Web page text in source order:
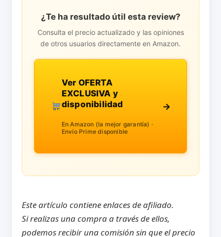
¿Te ha resultado útil esta review?
Consulta el precio actualizado y las opiniones
de otros usuarios directamente en Amazon.
Ver OFERTA
EXCLUSIVA y
disponibilidad
En Amazon (la mejor garantía) ·
Envío Prime disponible
→
Este artículo contiene enlaces de afiliado.
Si realizas una compra a través de ellos,
podemos recibir una comisión sin que el precio